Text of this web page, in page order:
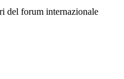
del forum internazionale